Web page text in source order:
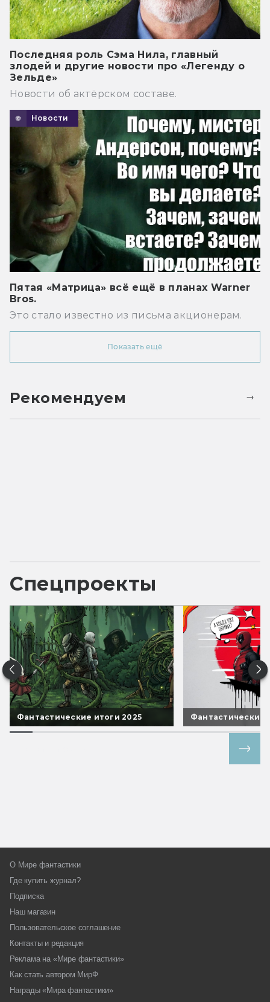
Последняя роль Сэма Нила, главный
злодей и другие новости про «Легенду о
Зельде»
Новости об актёрском составе.
Новости
Пятая «Матрица» всё ещё в планах Warner
Bros.
Это стало известно из письма акционерам.
Показать ещё
Рекомендуем
Спецпроекты
Фантастические итоги 2025 Фантастические
О Мире фантастики
Где купить журнал?
Подписка
Наш магазин
Пользовательское соглашение
Контакты и редакция
Реклама на «Мире фантастики»
Как стать автором МирФ
Награды «Мира фантастики»